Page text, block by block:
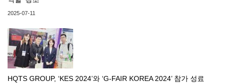
2025-07-11
HQTS GROUP, ‘KES 2024’와 ‘G-FAIR KOREA 2024’ 참가 성료